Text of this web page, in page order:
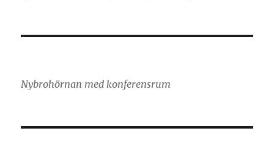
Nybrohörnan med konferensrum